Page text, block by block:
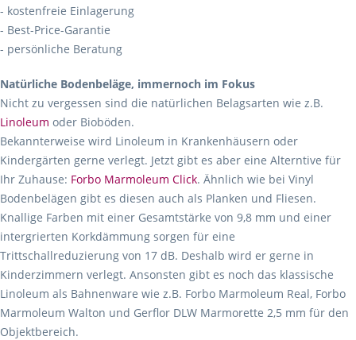
- kostenfreie Einlagerung
- Best-Price-Garantie
- persönliche Beratung
Natürliche Bodenbeläge, immernoch im Fokus
Nicht zu vergessen sind die natürlichen Belagsarten wie z.B.
Linoleum oder Bioböden.
Bekannterweise wird Linoleum in Krankenhäusern oder
Kindergärten gerne verlegt. Jetzt gibt es aber eine Alterntive für
Ihr Zuhause: Forbo Marmoleum Click. Ähnlich wie bei Vinyl
Bodenbelägen gibt es diesen auch als Planken und Fliesen.
Knallige Farben mit einer Gesamtstärke von 9,8 mm und einer
intergrierten Korkdämmung sorgen für eine
Trittschallreduzierung von 17 dB. Deshalb wird er gerne in
Kinderzimmern verlegt. Ansonsten gibt es noch das klassische
Linoleum als Bahnenware wie z.B. Forbo Marmoleum Real, Forbo
Marmoleum Walton und Gerflor DLW Marmorette 2,5 mm für den
Objektbereich.